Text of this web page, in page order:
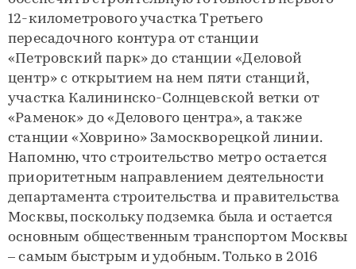
12-километрового участка Третьего
пересадочного контура от станции
«Петровский парк» до станции «Деловой
центр» с открытием на нем пяти станций,
участка Калининско-Солнцевской ветки от
«Раменок» до «Делового центра», а также
станции «Ховрино» Замоскворецкой линии.
Напомню, что строительство метро остается
приоритетным направлением деятельности
департамента строительства и правительства
Москвы, поскольку подземка была и остается
основным общественным транспортом Москвы
– самым быстрым и удобным. Только в 2016